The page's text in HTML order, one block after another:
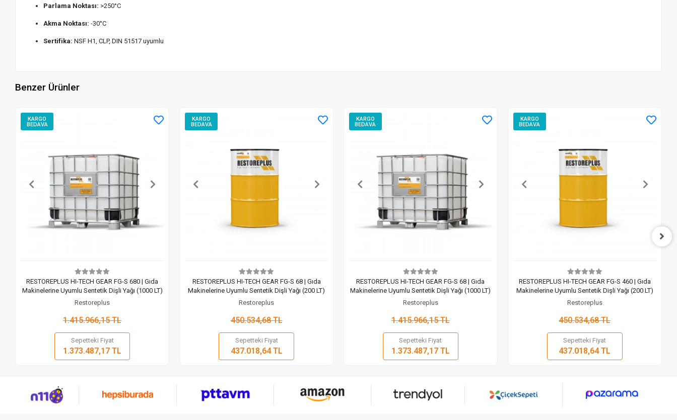
Parlama Noktası: >250°C
Akma Noktası: -30°C
Sertifika: NSF H1, CLP, DIN 51517 uyumlu
Benzer Ürünler
KARGO
BEDAVA
RESTOREPLUS HI-TECH GEAR FG-S 680 | Gıda
Makinelerine Uyumlu Sentetik Dişli Yağı (1000 LT)
Restoreplus
1.415.966,15 TL
Sepetteki Fiyat
1.373.487,17 TL
Adet
Sepete Ekle
KARGO
BEDAVA
RESTOREPLUS HI-TECH GEAR FG-S 68 | Gıda
Makinelerine Uyumlu Sentetik Dişli Yağı (200 LT)
Restoreplus
450.534,68 TL
Sepetteki Fiyat
437.018,64 TL
Adet
Sepete Ekle
KARGO
BEDAVA
RESTOREPLUS HI-TECH GEAR FG-S 68 | Gıda
Makinelerine Uyumlu Sentetik Dişli Yağı (1000 LT)
Restoreplus
1.415.966,15 TL
Sepetteki Fiyat
1.373.487,17 TL
Adet
Sepete Ekle
KARGO
BEDAVA
RESTOREPLUS HI-TECH GEAR FG-S 460 | Gıda
Makinelerine Uyumlu Sentetik Dişli Yağı (200 LT)
Restoreplus
450.534,68 TL
Sepetteki Fiyat
437.018,64 TL
Adet
Sepete Ekle